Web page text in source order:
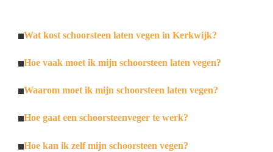
Wat kost schoorsteen laten vegen in Kerkwijk?
Hoe vaak moet ik mijn schoorsteen laten vegen?
Waarom moet ik mijn schoorsteen laten vegen?
Hoe gaat een schoorsteenveger te werk?
Hoe kan ik zelf mijn schoorsteen vegen?